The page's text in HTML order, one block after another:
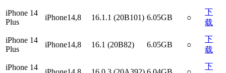
iPhone 14
Plus
iPhone14,8 16.1.1 (20B101) 6.05GB ○
下
载
iPhone 14
Plus
iPhone14,8 16.1 (20B82) 6.05GB ○
下
载
iPhone 14
下